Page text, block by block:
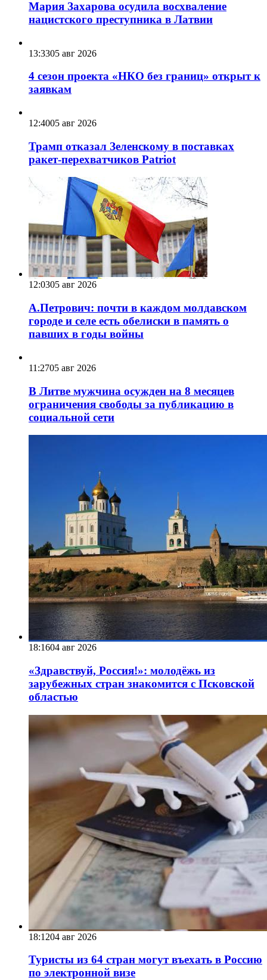
Мария Захарова осудила восхваление
нацистского преступника в Латвии
13:3305 авг 2026
4 сезон проекта «НКО без границ» открыт к
заявкам
12:4005 авг 2026
Трамп отказал Зеленскому в поставках
ракет-перехватчиков Patriot
12:0305 авг 2026
А.Петрович: почти в каждом молдавском
городе и селе есть обелиски в память о
павших в годы войны
11:2705 авг 2026
В Литве мужчина осужден на 8 месяцев
ограничения свободы за публикацию в
социальной сети
18:1604 авг 2026
«Здравствуй, Россия!»: молодёжь из
зарубежных стран знакомится с Псковской
областью
18:1204 авг 2026
Туристы из 64 стран могут въехать в Россию
по электронной визе